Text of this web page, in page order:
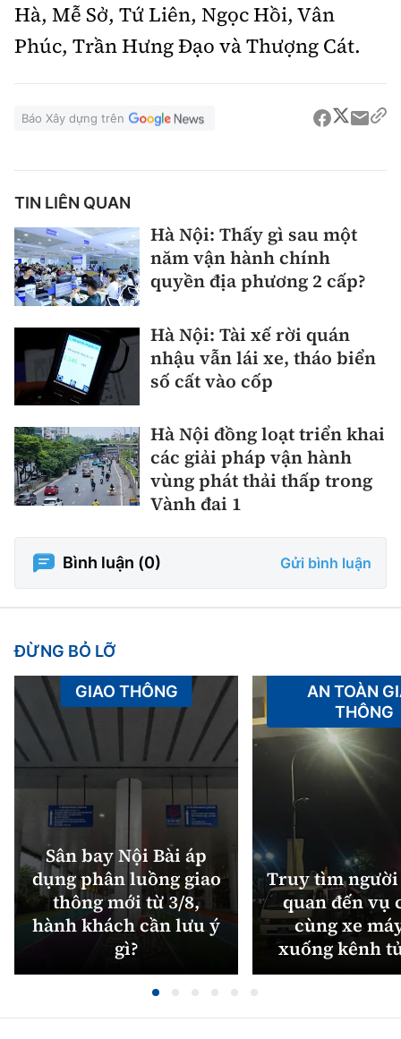
Hà, Mễ Sở, Tứ Liên, Ngọc Hồi, Vân
Phúc, Trần Hưng Đạo và Thượng Cát.
Báo Xây dựng trên
TIN LIÊN QUAN
Hà Nội: Thấy gì sau một
năm vận hành chính
quyền địa phương 2 cấp?
Hà Nội: Tài xế rời quán
nhậu vẫn lái xe, tháo biển
số cất vào cốp
Hà Nội đồng loạt triển khai
các giải pháp vận hành
vùng phát thải thấp trong
Vành đai 1
Bình luận (0) Gửi bình luận
ĐỪNG BỎ LỠ
Sân bay Nội Bài áp
dụng phân luồng giao
thông mới từ 3/8,
hành khách cần lưu ý
gì?
GIAO THÔNG
Truy tìm
quan đến vụ
cùng xe
xuống kênh
AN TOÀN
THÔNG